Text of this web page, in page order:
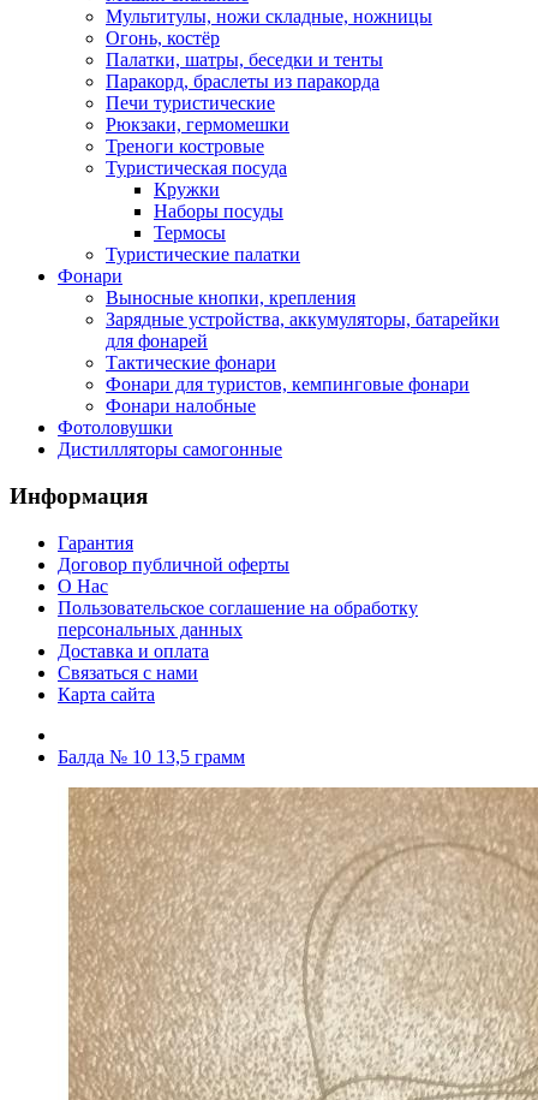
Мультитулы, ножи складные, ножницы
Огонь, костёр
Палатки, шатры, беседки и тенты
Паракорд, браслеты из паракорда
Печи туристические
Рюкзаки, гермомешки
Треноги костровые
Туристическая посуда
Кружки
Наборы посуды
Термосы
Туристические палатки
Фонари
Выносные кнопки, крепления
Зарядные устройства, аккумуляторы, батарейки
для фонарей
Тактические фонари
Фонари для туристов, кемпинговые фонари
Фонари налобные
Фотоловушки
Дистилляторы самогонные
Информация
Гарантия
Договор публичной оферты
О Нас
Пользовательское соглашение на обработку
персональных данных
Доставка и оплата
Связаться с нами
Карта сайта
Балда № 10 13,5 грамм